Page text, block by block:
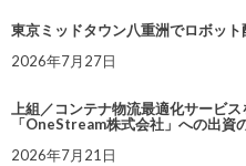
東京ミッドタウン八重洲でロボッ
2026年7月27日
上組／コンテナ物流最適化サービ
「OneStream株式会社」への出資
2026年7月21日